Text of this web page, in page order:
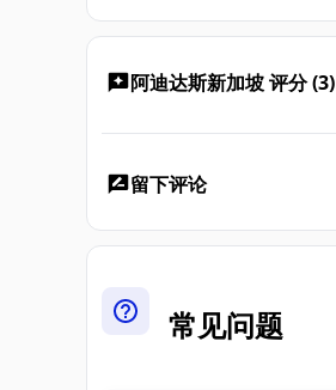
阿迪达斯新加坡 评分 (3)
留下评论
常见问题